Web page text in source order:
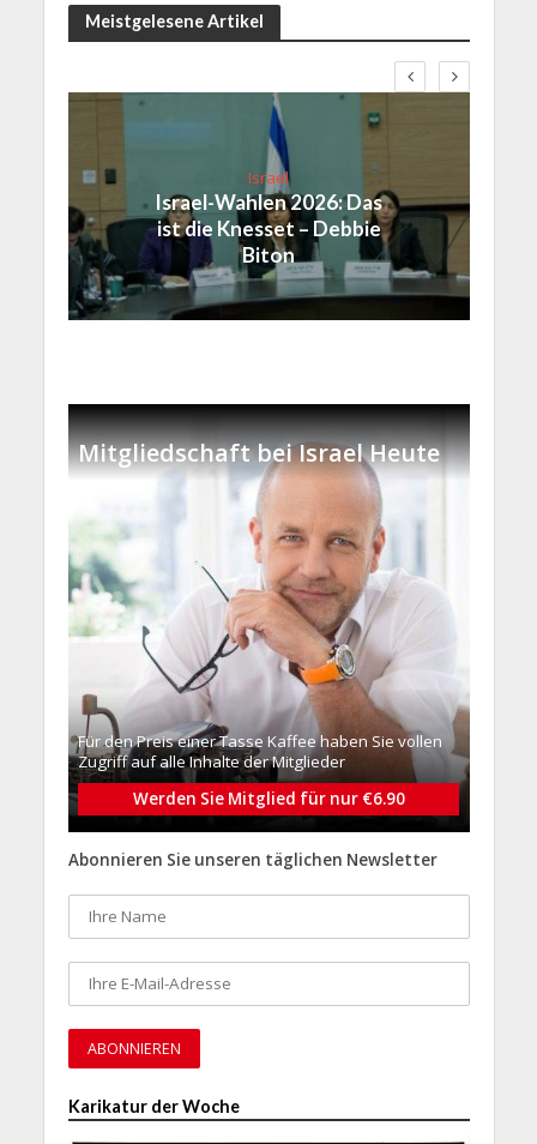
Meistgelesene Artikel
Israel
Israel-Wahlen 2026: Das
ist die Knesset – Debbie
Biton
Mitgliedschaft bei Israel Heute
Für den Preis einer Tasse Kaffee haben Sie vollen
Zugriff auf alle Inhalte der Mitglieder
Werden Sie Mitglied für nur €6.90
Abonnieren Sie unseren täglichen Newsletter
Karikatur der Woche